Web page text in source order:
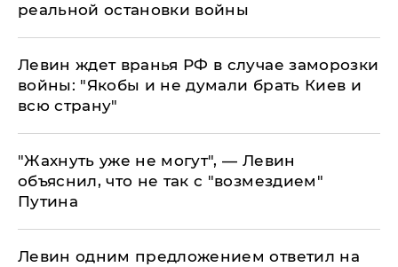
реальной остановки войны
Левин ждет вранья РФ в случае заморозки
войны: "Якобы и не думали брать Киев и
всю страну"
​"Жахнуть уже не могут", — Левин
объяснил, что не так с "возмездием"
Путина
Левин одним предложением ответил на